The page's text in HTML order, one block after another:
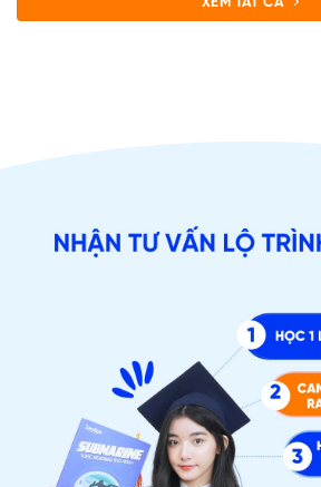
ĐĂNG KÝ TƯ VẤN